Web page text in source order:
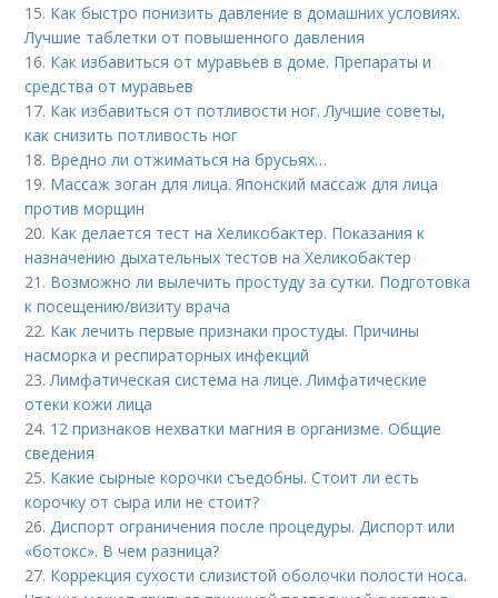
15. Как быстро понизить давление в домашних условиях.
Лучшие таблетки от повышенного давления
16. Как избавиться от муравьев в доме. Препараты и
средства от муравьев
17. Как избавиться от потливости ног. Лучшие советы,
как снизить потливость ног
18. Вредно ли отжиматься на брусьях…
19. Массаж зоган для лица. Японский массаж для лица
против морщин
20. Как делается тест на Хеликобактер. Показания к
назначению дыхательных тестов на Хеликобактер
21. Возможно ли вылечить простуду за сутки. Подготовка
к посещению/визиту врача
22. Как лечить первые признаки простуды. Причины
насморка и респираторных инфекций
23.Лимфатическая система на лице. Лимфатические
отеки кожи лица
24. 12 признаков нехватки магния в организме. Общие
сведения
25. Какие сырные корочки съедобны. Стоит ли есть
корочку от сыра или не стоит?
26.Диспорт ограничения после процедуры. Диспорт или
«ботокс». В чем разница?
27. Коррекция сухости слизистой оболочки полости носа.